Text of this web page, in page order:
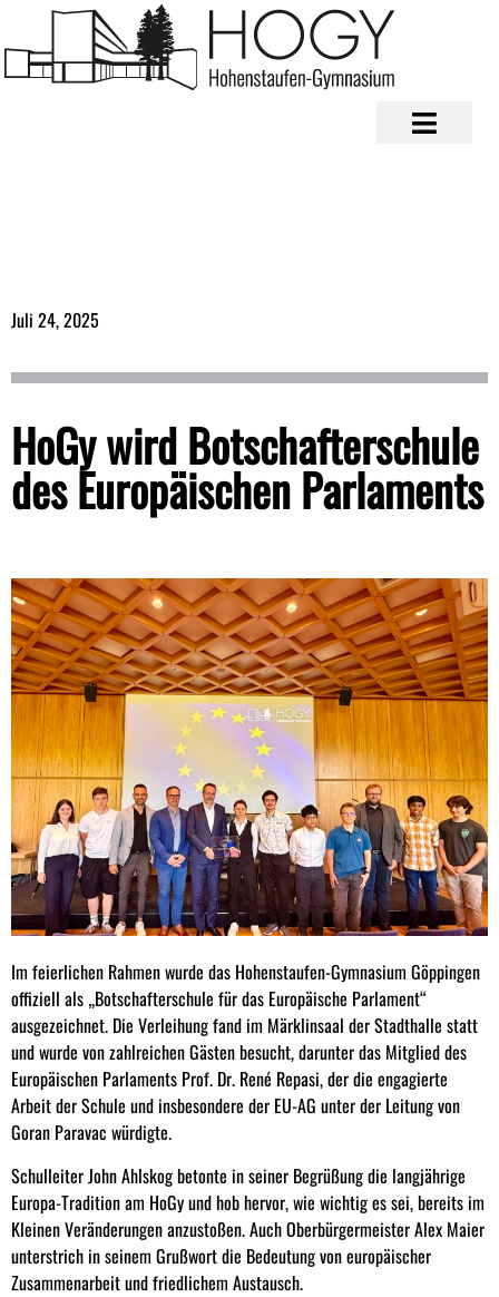
Juli 24, 2025
HoGy wird Botschafterschule
des Europäischen Parlaments
Im feierlichen Rahmen wurde das Hohenstaufen-Gymnasium Göppingen
offiziell als „Botschafterschule für das Europäische Parlament“
ausgezeichnet. Die Verleihung fand im Märklinsaal der Stadthalle statt
und wurde von zahlreichen Gästen besucht, darunter das Mitglied des
Europäischen Parlaments Prof. Dr. René Repasi, der die engagierte
Arbeit der Schule und insbesondere der EU-AG unter der Leitung von
Goran Paravac würdigte.
Schulleiter John Ahlskog betonte in seiner Begrüßung die langjährige
Europa-Tradition am HoGy und hob hervor, wie wichtig es sei, bereits im
Kleinen Veränderungen anzustoßen. Auch Oberbürgermeister Alex Maier
unterstrich in seinem Grußwort die Bedeutung von europäischer
Zusammenarbeit und friedlichem Austausch.